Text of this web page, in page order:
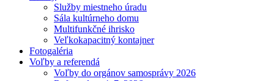
Služby miestneho úradu
Sála kultúrneho domu
Multifunkčné ihrisko
Veľkokapacitný kontajner
Fotogaléria
Voľby a referendá
Voľby do orgánov samosprávy 2026